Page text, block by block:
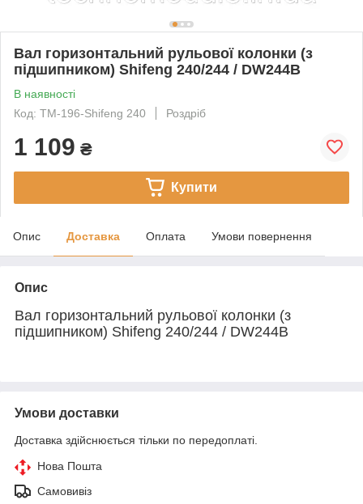
Вал горизонтальний рульової колонки (з
підшипником) Shifeng 240/244 / DW244B
В наявності
Код: TM-196-Shifeng 240
Роздріб
1 109 ₴
Купити
Опис Доставка Оплата Умови повернення
Опис
Вал горизонтальний рульової колонки (з
підшипником) Shifeng 240/244 / DW244B
Умови доставки
Доставка здійснюється тільки по передоплаті.
Нова Пошта
Самовивіз